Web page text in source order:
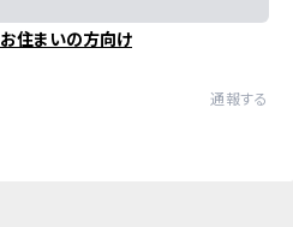
住まいの方向け
通報する